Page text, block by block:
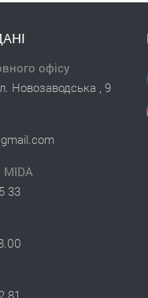
офісу
Новозаводська , 9
MIDA
33